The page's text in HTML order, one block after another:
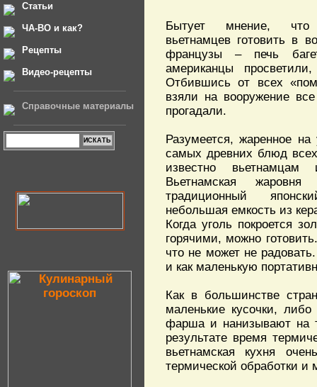
Статьи
ЧА-ВО и как?
Рецепты
Видео-рецепты
Справочные материалы
Бытует мнение, что
вьетнамцев готовить в
французы – печь
американцы
Отбившись от всех
взяли на вооружение
прогадали.
Разумеется, жаренное
самых древних блюд
известно
Вьетнамская
традиционный
небольшая емкость из
Когда уголь покроется
горячими, можно
что не может не
и как маленькую
Как в большинстве
маленькие кусочки,
фарша и нанизывают на
результате время
вьетнамская кухня
термической обработки и